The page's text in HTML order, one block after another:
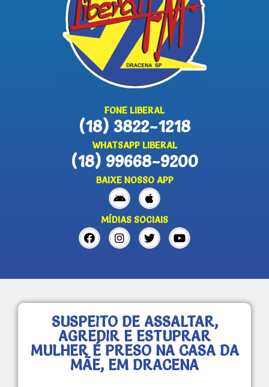
FONE LIBERAL
(18) 3822-1218
WHATSAPP LIBERAL
(18) 99668-9200
BAIXE NOSSO APP
MÍDIAS SOCIAIS
SUSPEITO DE ASSALTAR,
AGREDIR E ESTUPRAR
MULHER É PRESO NA CASA DA
MÃE, EM DRACENA